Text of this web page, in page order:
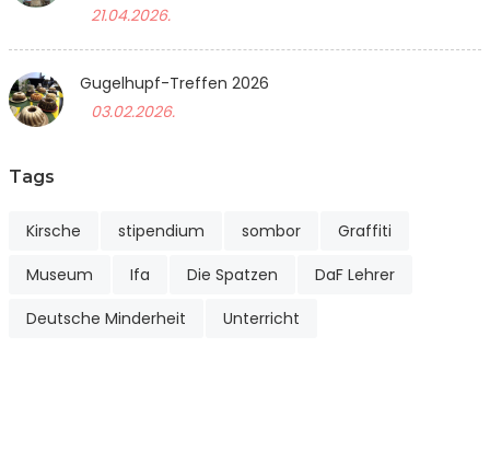
21.04.2026.
Gugelhupf-Treffen 2026
03.02.2026.
Tags
Kirsche stipendium sombor
Graffiti
Museum
Ifa Die Spatzen
DaF Lehrer
Deutsche Minderheit
Unterricht